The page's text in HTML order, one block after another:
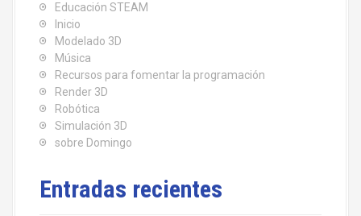
Educación STEAM
Inicio
Modelado 3D
Música
Recursos para fomentar la programación
Render 3D
Robótica
Simulación 3D
sobre Domingo
Entradas recientes